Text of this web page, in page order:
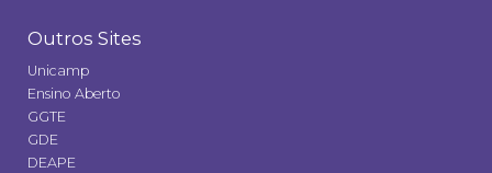
Outros Sites
Unicamp
Ensino Aberto
GGTE
GDE
DEAPE